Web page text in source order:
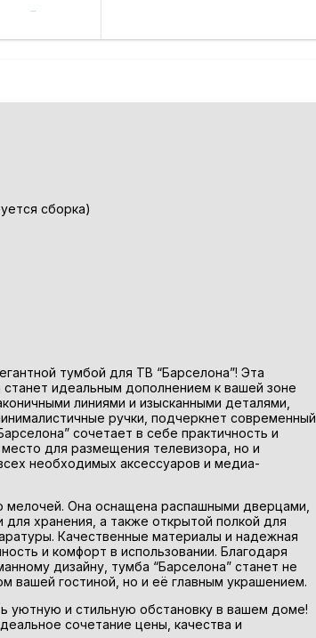
сборка)
тумбой для ТВ “Барселона”! Эта
станет идеальным дополнением к вашей зоне
линиями и изысканными деталями,
ручки, подчеркнет современный
сочетает в себе практичность и
для размещения телевизора, но и
необходимых аксессуаров и медиа-
мелочей. Она оснащена распашными дверцами,
хранения, а также открытой полкой для
Качественные материалы и надежная
и комфорт в использовании. Благодаря
дизайну, тумба “Барселона” станет не
вашей гостиной, но и её главным украшением.
уютную и стильную обстановку в вашем доме!
сочетание цены, качества и